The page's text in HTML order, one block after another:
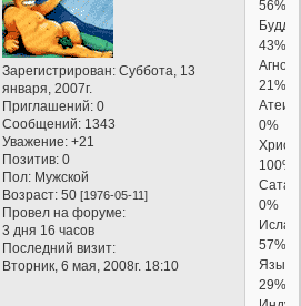
Зарегистрирован: Суббота, 13
января, 2007г.
Приглашений: 0
Сообщений: 1343
Уважение: +21
Позитив: 0
Пол: Мужской
Возраст: 50[1976-05-11]
Провел на форуме:
3 дня 16 часов
Последний визит:
Вторник, 6 мая, 2008г. 18:10
56%
43%
21%
0%
100%
0%
57%
29%